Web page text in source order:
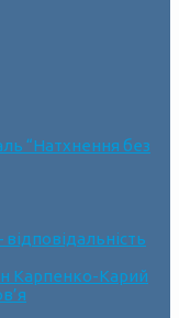
“Натхнення без
Карпенко-Карий